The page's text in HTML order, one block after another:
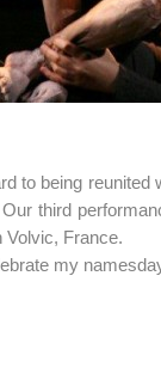
to being reunited
third
Volvic, France.
my